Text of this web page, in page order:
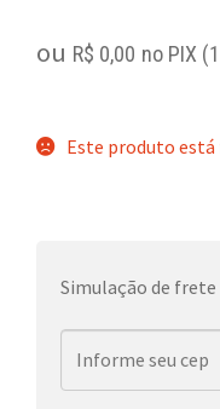
ou R$ 0,00 no PIX
Este produto está
Simulação de frete